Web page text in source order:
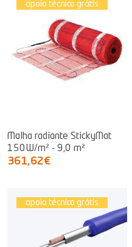
apoio técnico grátis
Malha radiante StickyMat
150W/m² - 9,0 m²
361,62€
apoio técnico grátis